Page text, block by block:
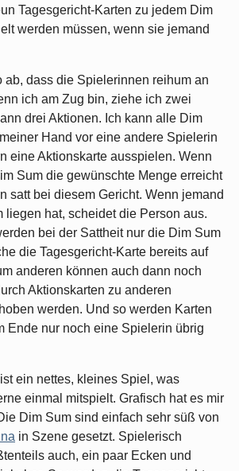
Tagesgericht-Karten zu jedem Dim
werden müssen, wenn sie jemand
ab, dass die Spielerinnen reihum an
ich am Zug bin, ziehe ich zwei
drei Aktionen. Ich kann alle Dim
Hand vor eine andere Spielerin
eine Aktionskarte ausspielen. Wenn
Sum die gewünschte Menge erreicht
satt bei diesem Gericht. Wenn jemand
liegen hat, scheidet die Person aus.
bei der Sattheit nur die Dim Sum
die Tagesgericht-Karte bereits auf
anderen können auch dann noch
Aktionskarten zu anderen
werden. Und so werden Karten
Ende nur noch eine Spielerin übrig
ein nettes, kleines Spiel, was
einmal mitspielt. Grafisch hat es mir
Dim Sum sind einfach sehr süß von
in Szene gesetzt. Spielerisch
auch, ein paar Ecken und